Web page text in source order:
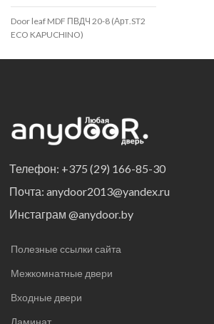
Door leaf MDF ПВДЧ 20-8 (Арт.ST2
ECO KAPUCHINO)
Телефон: +375 (29) 166-85-30
Почта: anydoor2013@yandex.ru
Инстаграм @anydoor.by
Полезные ссылки сайта
Межкомнатные двери
Входные двери
Ламинат